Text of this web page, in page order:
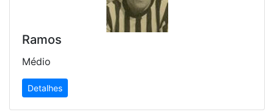
Ramos
Médio
Detalhes